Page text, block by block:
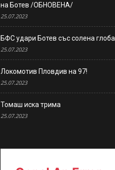
на Ботев /ОБНОВЕНА/
25.07.2023
БФС удари Ботев със солена глоба
25.07.2023
Локомотив Пловдив на 97!
25.07.2023
Томаш иска трима
25.07.2023